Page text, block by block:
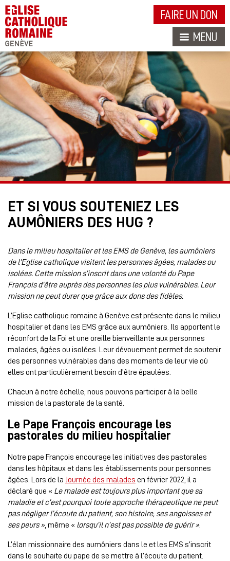
FAIRE UN DON
MENU
ET SI VOUS SOUTENIEZ LES
AUMÔNIERS DES HUG ?
Dans le milieu hospitalier et les EMS de Genève, les aumôniers
de l’Eglise catholique visitent les personnes âgées, malades ou
isolées. Cette mission s’inscrit dans une volonté du Pape
François d’être auprès des personnes les plus vulnérables. Leur
mission ne peut durer que grâce aux dons des fidèles.
L’Eglise catholique romaine à Genève est présente dans le milieu
hospitalier et dans les EMS grâce aux aumôniers. Ils apportent le
réconfort de la Foi et une oreille bienveillante aux personnes
malades, âgées ou isolées. Leur dévouement permet de soutenir
des personnes vulnérables dans des moments de leur vie où
elles ont particulièrement besoin d’être épaulées.
Chacun à notre échelle, nous pouvons participer à la belle
mission de la pastorale de la santé.
Le Pape François encourage les
pastorales du milieu hospitalier
Notre pape François encourage les initiatives des pastorales
dans les hôpitaux et dans les établissements pour personnes
âgées. Lors de la Journée des malades en février 2022, il a
déclaré que « Le malade est toujours plus important que sa
maladie et c’est pourquoi toute approche thérapeutique ne peut
pas négliger l’écoute du patient, son histoire, ses angoisses et
ses peurs », même « lorsqu’il n’est pas possible de guérir ».
L’élan missionnaire des aumôniers dans le et les EMS s’inscrit
dans le souhaite du pape de se mettre à l’écoute du patient.